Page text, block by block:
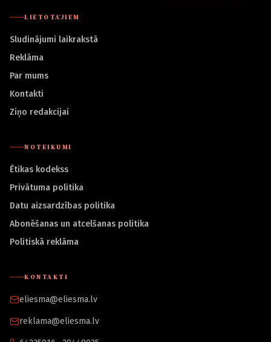
LIETOTĀJIEM
Sludinājumi laikrakstā
Reklāma
Par mums
Kontakti
Ziņo redakcijai
NOTEIKUMI
Ētikas kodekss
Privātuma politika
Datu aizsardzības politika
Abonēšanas un atcelšanas politika
Politiskā reklāma
KONTAKTI
eliesma@eliesma.lv
reklama@eliesma.lv